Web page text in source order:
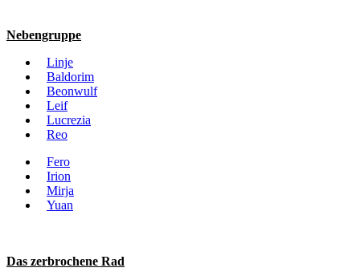
Nebengruppe
Linje
Baldorim
Beonwulf
Leif
Lucrezia
Reo
Fero
Irion
Mirja
Yuan
Das zerbrochene Rad